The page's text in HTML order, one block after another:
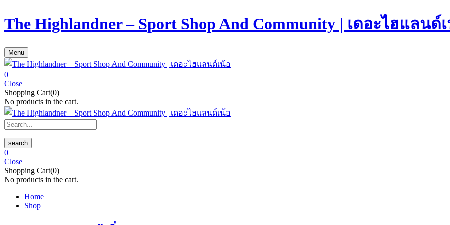
The Highlandner – Sport Shop And Community | เดอะไฮแลนด์
Menu
0
Close
Shopping Cart(0)
No products in the cart.
search
0
Close
Shopping Cart(0)
No products in the cart.
Home
Shop